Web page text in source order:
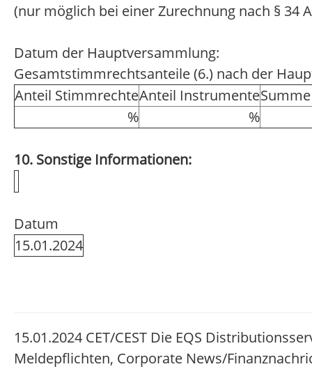
(nur möglich bei einer Zurechnung nach § 34
Datum der Hauptversammlung:
Gesamtstimmrechtsanteile (6.) nach der
Anteil StimmrechteAnteil Instrumente
%
%
10. Sonstige Informationen:
Datum
15.01.2024
15.01.2024 CET/CEST Die EQS
Meldepflichten, Corporate News/